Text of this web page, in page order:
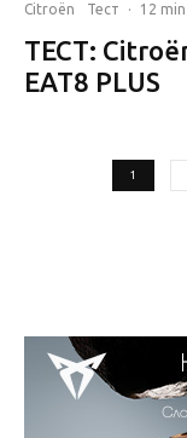
Citroën Тест · 12
ТЕСТ:
EAT8 PLUS
1